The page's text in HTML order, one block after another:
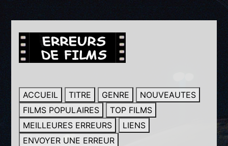
ACCUEIL TITRE GENRE
NOUVEAUTES
FILMS POPULAIRES
TOP FILMS
MEILLEURES ERREURS
LIENS
ENVOYER UNE ERREUR